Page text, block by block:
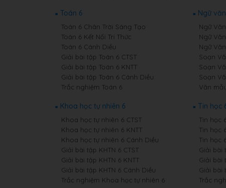
Toán 6
Toán 6 Chân Trời Sáng Tạo
Toán 6 Kết Nối Tri Thức
Toán 6 Cánh Diều
Giải bài tập Toán 6 CTST
Giải bài tập Toán 6 KNTT
Giải bài tập Toán 6 Cánh Diều
Trắc nghiệm Toán 6
Ngữ
Ngữ
Ngữ
Ngữ
Soạn
Soạn
Soạn
Văn
Khoa học tự nhiên 6
Khoa học tự nhiên 6 CTST
Khoa học tự nhiên 6 KNTT
Khoa học tự nhiên 6 Cánh Diều
Giải bài tập KHTN 6 CTST
Giải bài tập KHTN 6 KNTT
Giải bài tập KHTN 6 Cánh Diều
Trắc nghiệm Khoa học tự nhiên 6
Tin học
Tin học
Tin học
Tin học
Giải bài
Giải bài
Giải bài
Trắc